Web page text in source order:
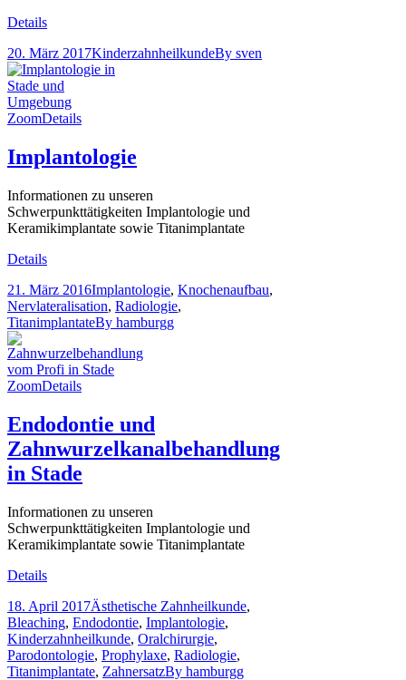
Details
20. März 2017KinderzahnheilkundeBy sven
ZoomDetails
Implantologie
Informationen zu unseren
Schwerpunkttätigkeiten Implantologie und
Keramikimplantate sowie Titanimplantate
Details
21. März 2016Implantologie, Knochenaufbau,
Nervlateralisation, Radiologie,
TitanimplantateBy hamburgg
ZoomDetails
Endodontie und
Zahnwurzelkanalbehandlung
in Stade
Informationen zu unseren
Schwerpunkttätigkeiten Implantologie und
Keramikimplantate sowie Titanimplantate
Details
18. April 2017Ästhetische Zahnheilkunde,
Bleaching, Endodontie, Implantologie,
Kinderzahnheilkunde, Oralchirurgie,
Parodontologie, Prophylaxe, Radiologie,
Titanimplantate, ZahnersatzBy hamburgg